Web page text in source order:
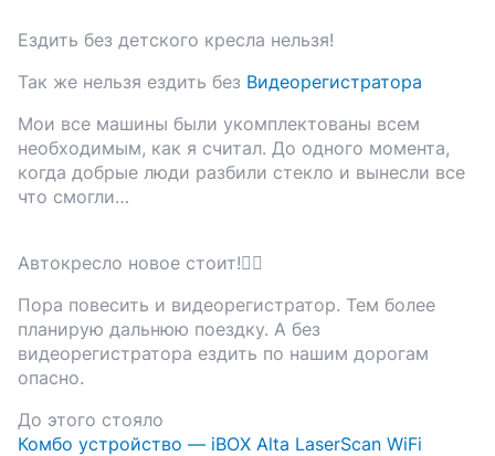
Ездить без детского кресла нельзя!
Так же нельзя ездить без Видеорегистратора
Мои все машины были укомплектованы всем
необходимым, как я считал. До одного момента,
когда добрые люди разбили стекло и вынесли все
что смогли…
Автокресло новое стоит!👍🏻
Пора повесить и видеорегистратор. Тем более
планирую дальнюю поездку. А без
видеорегистратора ездить по нашим дорогам
опасно.
До этого стояло
Комбо устройство — iBOX Alta LaserScan WiFi